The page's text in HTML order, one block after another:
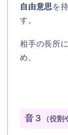
自由意思 を
す。
相手の長所
め。
音３ （役割